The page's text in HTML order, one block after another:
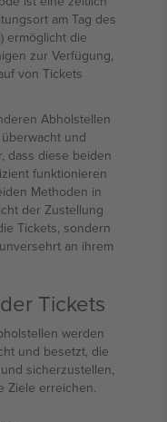
am Tag des
ermöglicht die
zur Verfügung,
von Tickets
Abholstellen
und
dass diese beiden
funktionieren
Methoden in
der Zustellung
Tickets, sondern
an ihrem
Tickets
werden
und besetzt, die
sicherzustellen,
Ziele erreichen.